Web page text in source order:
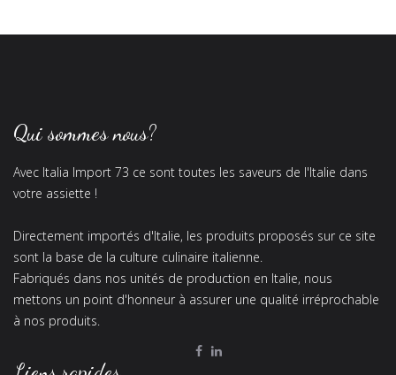
Qui sommes nous?
Avec Italia Import 73 ce sont toutes les saveurs de l'Italie dans
votre assiette !
Directement importés d'Italie, les produits proposés sur ce site
sont la base de la culture culinaire italienne.
Fabriqués dans nos unités de production en Italie, nous
mettons un point d'honneur à assurer une qualité irréprochable
à nos produits.